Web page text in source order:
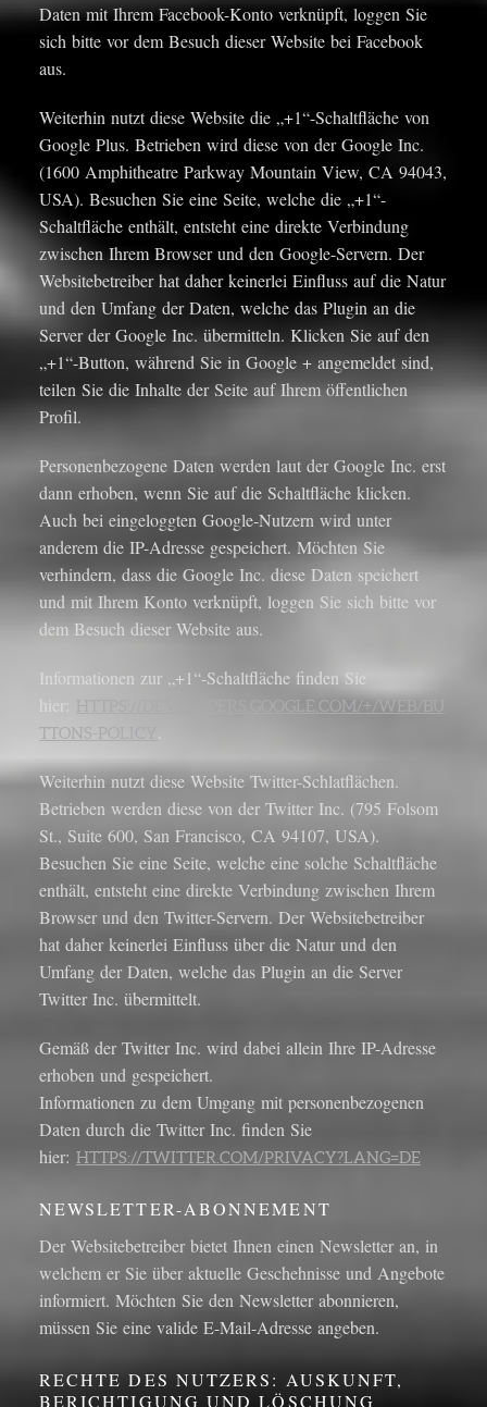
Daten mit Ihrem Facebook-Konto verknüpft, loggen Sie
sich bitte vor dem Besuch dieser Website bei Facebook
aus.
Weiterhin nutzt diese Website die „+1“-Schaltfläche von
Google Plus. Betrieben wird diese von der Google Inc.
(1600 Amphitheatre Parkway Mountain View, CA 94043,
USA). Besuchen Sie eine Seite, welche die „+1“-
Schaltfläche enthält, entsteht eine direkte Verbindung
zwischen Ihrem Browser und den Google-Servern. Der
Websitebetreiber hat daher keinerlei Einfluss auf die Natur
und den Umfang der Daten, welche das Plugin an die
Server der Google Inc. übermitteln. Klicken Sie auf den
„+1“-Button, während Sie in Google + angemeldet sind,
teilen Sie die Inhalte der Seite auf Ihrem öffentlichen
Profil.
Personenbezogene Daten werden laut der Google Inc. erst
dann erhoben, wenn Sie auf die Schaltfläche klicken.
Auch bei eingeloggten Google-Nutzern wird unter
anderem die IP-Adresse gespeichert. Möchten Sie
verhindern, dass die Google Inc. diese Daten speichert
und mit Ihrem Konto verknüpft, loggen Sie sich bitte vor
dem Besuch dieser Website aus.
Informationen zur „+1“-Schaltfläche finden Sie
hier:
HTTPS://DEVELOPERS.GOOGLE.COM/+/WEB/BU
TTONS-POLICY .
Weiterhin nutzt diese Website Twitter-Schlatflächen.
Betrieben werden diese von der Twitter Inc. (795 Folsom
St., Suite 600, San Francisco, CA 94107, USA).
Besuchen Sie eine Seite, welche eine solche Schaltfläche
enthält, entsteht eine direkte Verbindung zwischen Ihrem
Browser und den Twitter-Servern. Der Websitebetreiber
hat daher keinerlei Einfluss über die Natur und den
Umfang der Daten, welche das Plugin an die Server
Twitter Inc. übermittelt.
Gemäß der Twitter Inc. wird dabei allein Ihre IP-Adresse
erhoben und gespeichert.
Informationen zu dem Umgang mit personenbezogenen
Daten durch die Twitter Inc. finden Sie
hier: HTTPS://TWITTER.COM/PRIVACY?LANG=DE
NEWSLETTER-ABONNEMENT
Der Websitebetreiber bietet Ihnen einen Newsletter an, in
welchem er Sie über aktuelle Geschehnisse und Angebote
informiert. Möchten Sie den Newsletter abonnieren,
müssen Sie eine valide E-Mail-Adresse angeben.
RECHTE DES NUTZERS: AUSKUNFT,
BERICHTIGUNG UND LÖSCHUNG